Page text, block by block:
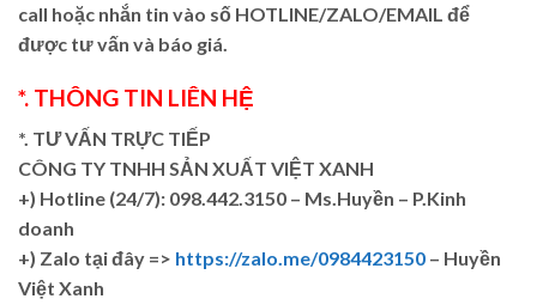
call hoặc nhắn tin vào số HOTLINE/ZALO/EMAIL để
được tư vấn và báo giá.
*. THÔNG TIN LIÊN HỆ
*. TƯ VẤN TRỰC TIẾP
CÔNG TY TNHH SẢN XUẤT VIỆT XANH
+) Hotline (24/7): 098.442.3150 – Ms.Huyền – P.Kinh
doanh
+) Zalo tại đây => https://zalo.me/0984423150 – Huyền
Việt Xanh